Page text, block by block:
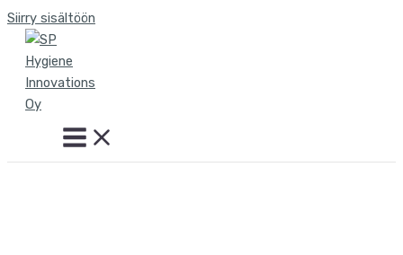
Siirry sisältöön